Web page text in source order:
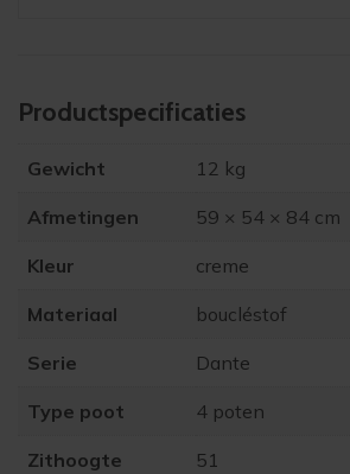
Product­specificaties
Gewicht 12 kg
Afmetingen 59 × 54 × 84 cm
Kleur creme
Materiaal boucléstof
Serie Dante
Type poot 4 poten
Zithoogte 51